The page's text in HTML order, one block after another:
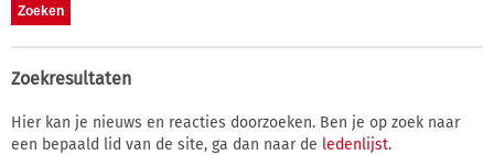
Zoekresultaten
Hier kan je nieuws en reacties doorzoeken. Ben je op zoek naar
een bepaald lid van de site, ga dan naar de ledenlijst.